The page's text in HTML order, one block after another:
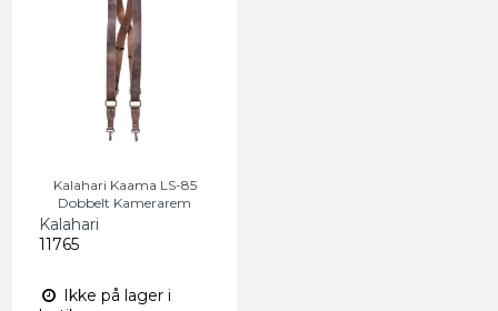
Kalahari Kaama LS-85
Dobbelt Kamerarem
Kalahari
11765
Ikke på lager i